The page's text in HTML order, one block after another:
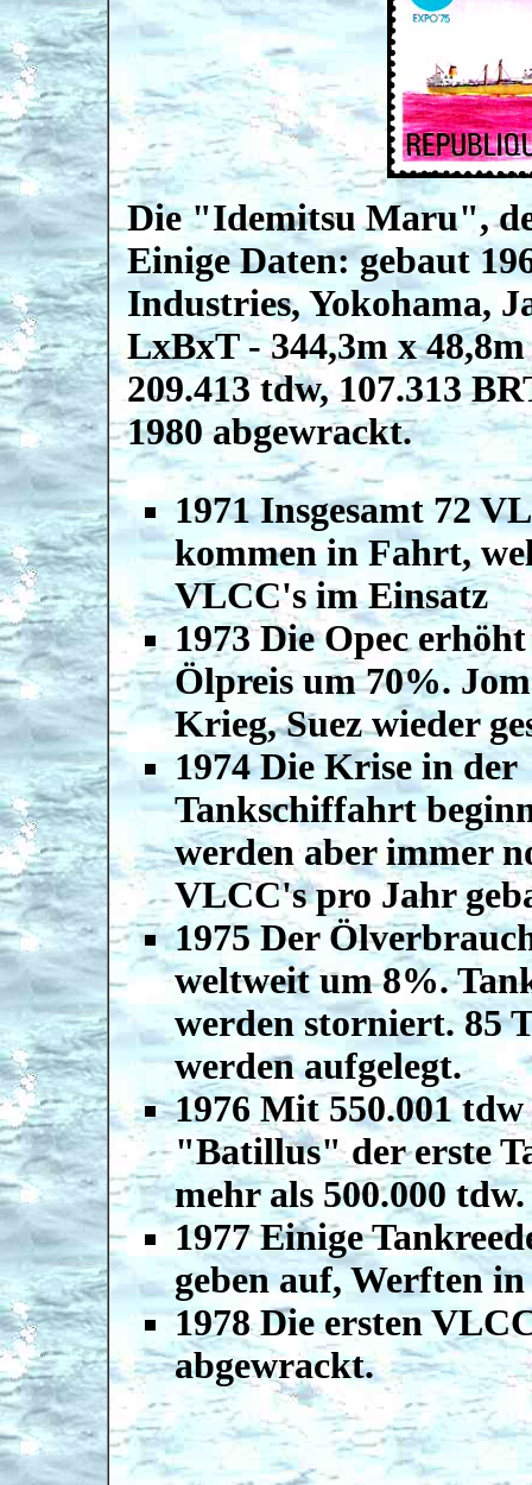
Die "Idemitsu Maru",
Einige Daten: gebaut
Industries, Yokohama,
LxBxT - 344,3m x
209.413 tdw, 107.313
1980 abgewrackt.
1971 Insgesamt 72
kommen in Fahrt,
VLCC's im Einsatz
1973 Die Opec
Ölpreis um 70%.
Krieg, Suez wieder
1974 Die Krise in der
Tankschiffahrt
werden aber immer
VLCC's pro Jahr
1975 Der
weltweit um 8%.
werden storniert. 85
werden aufgelegt.
1976 Mit 550.001
"Batillus" der erste
mehr als 500.000 tdw.
1977 Einige
geben auf, Werften
1978 Die ersten
abgewrackt.